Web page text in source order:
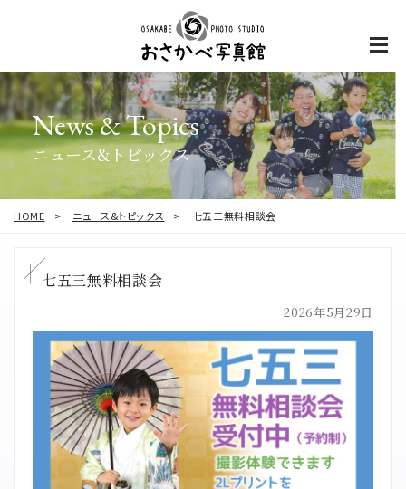
News & Topics
ニュース&トピックス
HOME ニュース&トピックス 七五三無料相談会
七五三無料相談会
2026年5月29日